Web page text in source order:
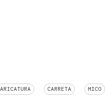
CARRETA MICO